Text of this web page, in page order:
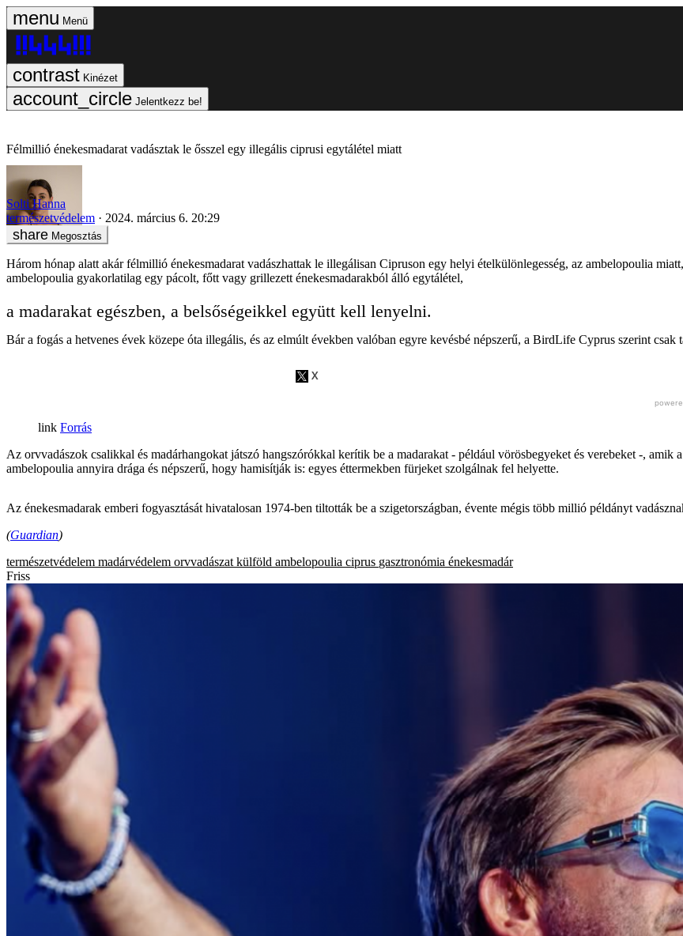
Menü
Kinézet
Jelentkezz be!
Félmillió énekesmadarat vadásztak le ősszel egy illegális ciprusi egytálétel miatt
Solti Hanna
természetvédelem
2024. március 6. 20:29
Megosztás
Három hónap alatt akár félmillió énekesmadarat vadászhattak le illegálisan Cipruson egy helyi ételkülönlegesség, az ambelopoulia
ambelopoulia gyakorlatilag egy pácolt, főtt vagy grillezett énekesmadarakból álló egytálétel,
a madarakat egészben, a belsőségeikkel együtt kell lenyelni.
Bár a fogás a hetvenes évek közepe óta illegális, és az elmúlt években valóban egyre kevésbé népszerű, a BirdLife Cyprus szerint csak
Forrás
Az orvvadászok csalikkal és madárhangokat játszó hangszórókkal kerítik be a madarakat - például vörösbegyeket és verebeket -,
ambelopoulia annyira drága és népszerű, hogy hamisítják is: egyes éttermekben fürjeket szolgálnak fel helyette.
Az énekesmadarak emberi fogyasztását hivatalosan 1974-ben tiltották be a szigetországban, évente mégis több millió példányt
(Guardian)
természetvédelem madárvédelem orvvadászat külföld ambelopoulia ciprus gasztronómia énekesmadár
Friss